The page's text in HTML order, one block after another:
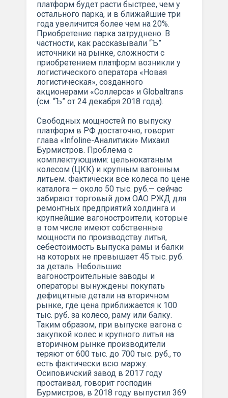
платформ будет расти быстрее, чем у
остального парка, и в ближайшие три
года увеличится более чем на 20%.
Приобретение парка затруднено. В
частности, как рассказывали “Ъ”
источники на рынке, сложности с
приобретением платформ возникли у
логистического оператора «Новая
логистическая», созданного
акционерами «Соллерса» и Globaltrans
(см. “Ъ” от 24 декабря 2018 года).
Свободных мощностей по выпуску
платформ в РФ достаточно, говорит
глава «Infoline-Аналитики» Михаил
Бурмистров. Проблема с
комплектующими: цельнокатаным
колесом (ЦКК) и крупным вагонным
литьем. Фактически все колеса по цене
каталога — около 50 тыс. руб.— сейчас
забирают торговый дом ОАО РЖД для
ремонтных предприятий холдинга и
крупнейшие вагоностроители, которые
в том числе имеют собственные
мощности по производству литья,
себестоимость выпуска рамы и балки
на которых не превышает 45 тыс. руб.
за деталь. Небольшие
вагоностроительные заводы и
операторы вынуждены покупать
дефицитные детали на вторичном
рынке, где цена приближается к 100
тыс. руб. за колесо, раму или балку.
Таким образом, при выпуске вагона с
закупкой колес и крупного литья на
вторичном рынке производители
теряют от 600 тыс. до 700 тыс. руб., то
есть фактически всю маржу.
Осиповичский завод в 2017 году
простаивал, говорит господин
Бурмистров, в 2018 году выпустил 369